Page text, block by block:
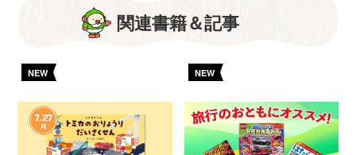
関連書籍＆記事
NEW NEW